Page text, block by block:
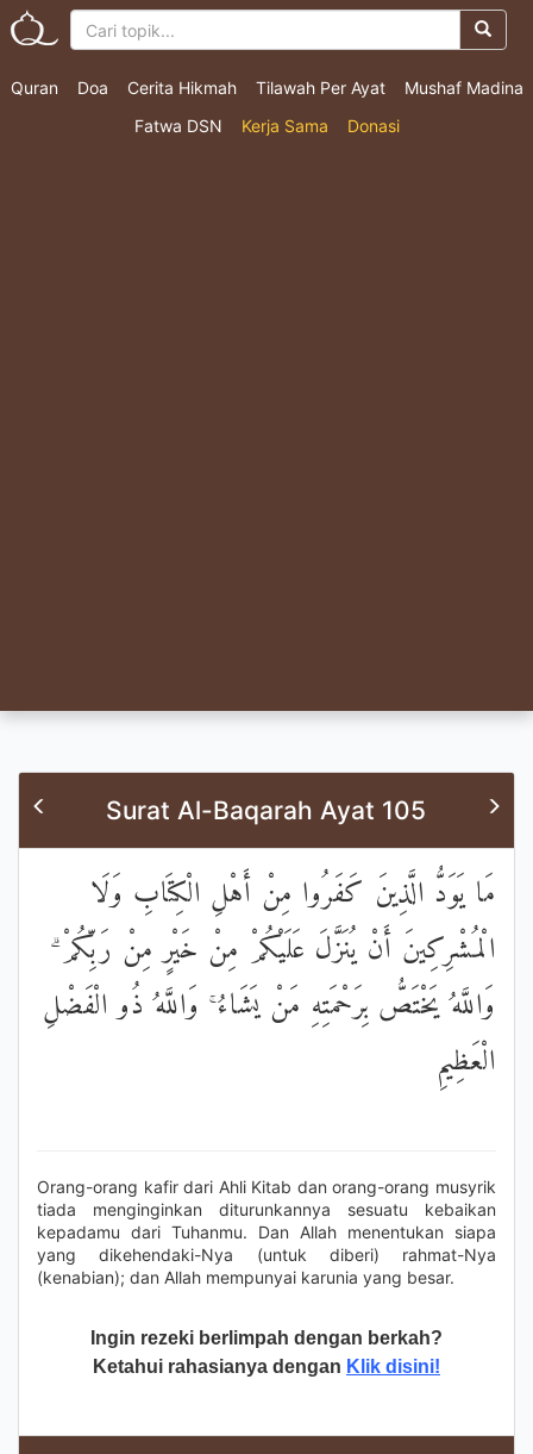
Quran Doa Cerita Hikmah Tilawah Per Ayat
Mushaf Madina
Fatwa DSN
Kerja Sama Donasi
Surat Al-Baqarah Ayat 105
مَا يَوَدُّ الَّذِينَ كَفَرُوا مِنْ أَهْلِ الْكِتَابِ وَلَا
الْمُشْرِكِينَ أَنْ يُنَزَّلَ عَلَيْكُمْ مِنْ خَيْرٍ مِنْ رَبِّكُمْ ۗ
وَاللَّهُ يَخْتَصُّ بِرَحْمَتِهِ مَنْ يَشَاءُ ۚ وَاللَّهُ ذُو الْفَضْلِ
الْعَظِيمِ
Orang-orang kafir dari Ahli Kitab dan orang-orang musyrik
tiada menginginkan diturunkannya sesuatu kebaikan
kepadamu dari Tuhanmu. Dan Allah menentukan siapa
yang dikehendaki-Nya (untuk diberi) rahmat-Nya
(kenabian); dan Allah mempunyai karunia yang besar.
Ingin rezeki berlimpah dengan berkah?
Ketahui rahasianya dengan Klik disini!